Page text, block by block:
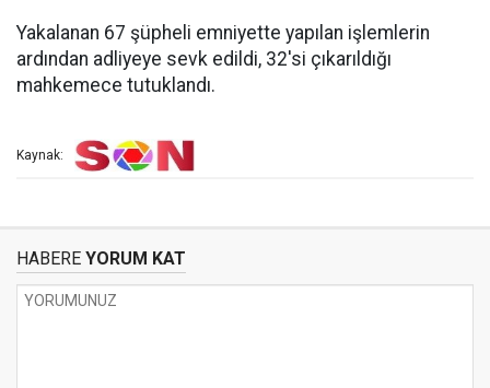
Yakalanan 67 şüpheli emniyette yapılan işlemlerin
ardından adliyeye sevk edildi, 32'si çıkarıldığı
mahkemece tutuklandı.
Kaynak:
HABERE YORUM KAT